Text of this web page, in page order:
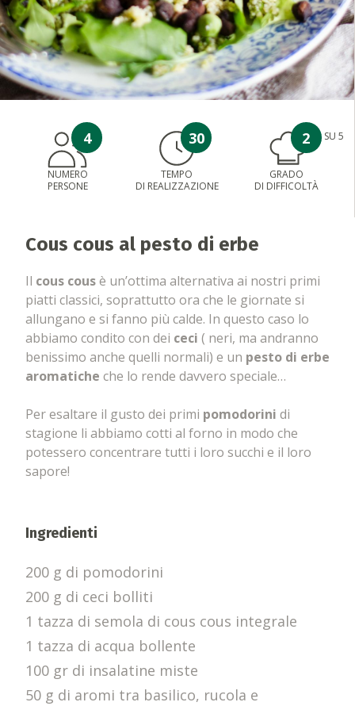
4
NUMERO
PERSONE
30
TEMPO
DI REALIZZAZIONE
2 SU 5
GRADO
DI DIFFICOLTÀ
Cous cous al pesto di erbe
Il cous cousè un’ottima alternativa ai nostri primi
piatti classici, soprattutto ora che le giornate si
allungano e si fanno più calde. In questo caso lo
abbiamo condito con dei ceci ( neri, ma andranno
benissimo anche quelli normali) e un pesto di erbe
aromatiche che lo rende davvero speciale…
Per esaltare il gusto dei primi pomodorini di
stagione li abbiamo cotti al forno in modo che
potessero concentrare tutti i loro succhi e il loro
sapore!
Ingredienti
200 g di pomodorini
200 g di ceci bolliti
1 tazza di semola di cous cous integrale
1 tazza di acqua bollente
100 gr di insalatine miste
50 g di aromi tra basilico, rucola e